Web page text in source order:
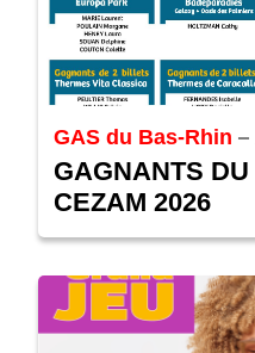
GAS du Bas-Rhin
GAGNANTS
CEZAM 2026